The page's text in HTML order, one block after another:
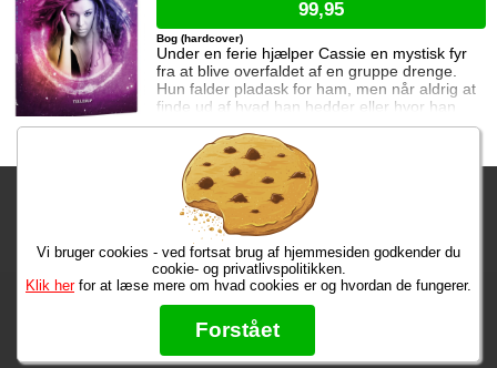
Under en ferie hjælper Cassie en mystisk fyr
fra at blive overfaldet af en gruppe drenge.
Hun falder pladask for ham, men når aldrig at
finde ud af hvad han hedder eller hvor han
kommer fra. Da hendes mor beslutter at de
skal flytte til New Salem for at bo hos Cassies
bedstemor, møder hun på den nye skole en
gruppe jævnaldrende som både er
skræmmende og fascinerende. De er alle
medlemmer af en hemmelig klub og her stø
Bog (hardcover)
99,95
Fragtgebyret er DKK 59,95 • Fragtgebyret bortfalder ved køb over
DKK 299,00
Bestiller du i dag, har du dine varer på tirsdag!
Max 50 kr. Bøger til en 🐕
★★★★★
Læs hvad vores kunder siger om os på Trustpilot
Vi bruger cookies - ved fortsat brug af hjemmesiden godkender du
cookie- og privatlivspolitikken.
Klik herfor at læse mere om hvad cookies er og hvordan de fungerer.
Forstået